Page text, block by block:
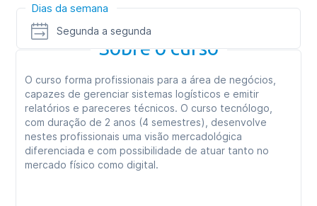
Dias da semana
Segunda a segunda
Sobre o curso
O curso forma profissionais para a área de negócios,
capazes de gerenciar sistemas logísticos e emitir
relatórios e pareceres técnicos. O curso tecnólogo,
com duração de 2 anos (4 semestres), desenvolve
nestes profissionais uma visão mercadológica
diferenciada e com possibilidade de atuar tanto no
mercado físico como digital.